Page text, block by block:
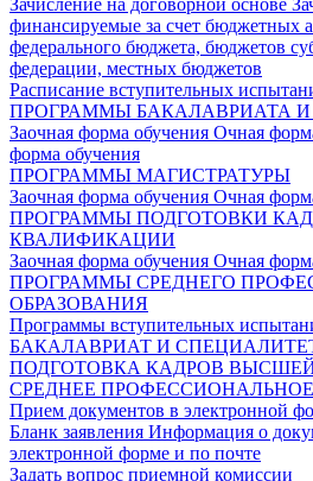
финансируемые за счет бюджетных
федерального бюджета, бюджетов
федерации, местных бюджетов
Расписание вступительных
ПРОГРАММЫ БАКАЛАВРИАТА
Заочная форма обучения Очная
форма обучения
ПРОГРАММЫ МАГИСТРАТУРЫ
Заочная форма обучения Очная
ПРОГРАММЫ ПОДГОТОВКИ
КВАЛИФИКАЦИИ
Заочная форма обучения Очная
ПРОГРАММЫ СРЕДНЕГО
ОБРАЗОВАНИЯ
Программы вступительных
БАКАЛАВРИАТ И
ПОДГОТОВКА КАДРОВ
СРЕДНЕЕ
Прием документов в электронной
Бланк заявления Информация о
электронной форме и по почте
Задать вопрос приемной комиссии